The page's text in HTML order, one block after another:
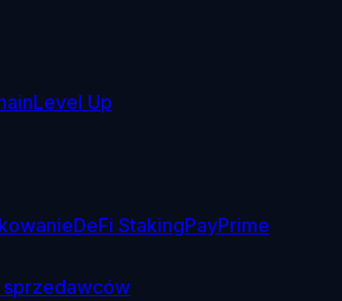
Level Up
DeFi StakingPayPrime
sprzedawców